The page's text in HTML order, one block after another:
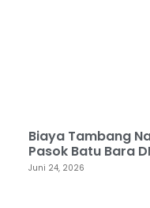
Biaya Tambang
Pasok Batu Bara
Juni 24, 2026